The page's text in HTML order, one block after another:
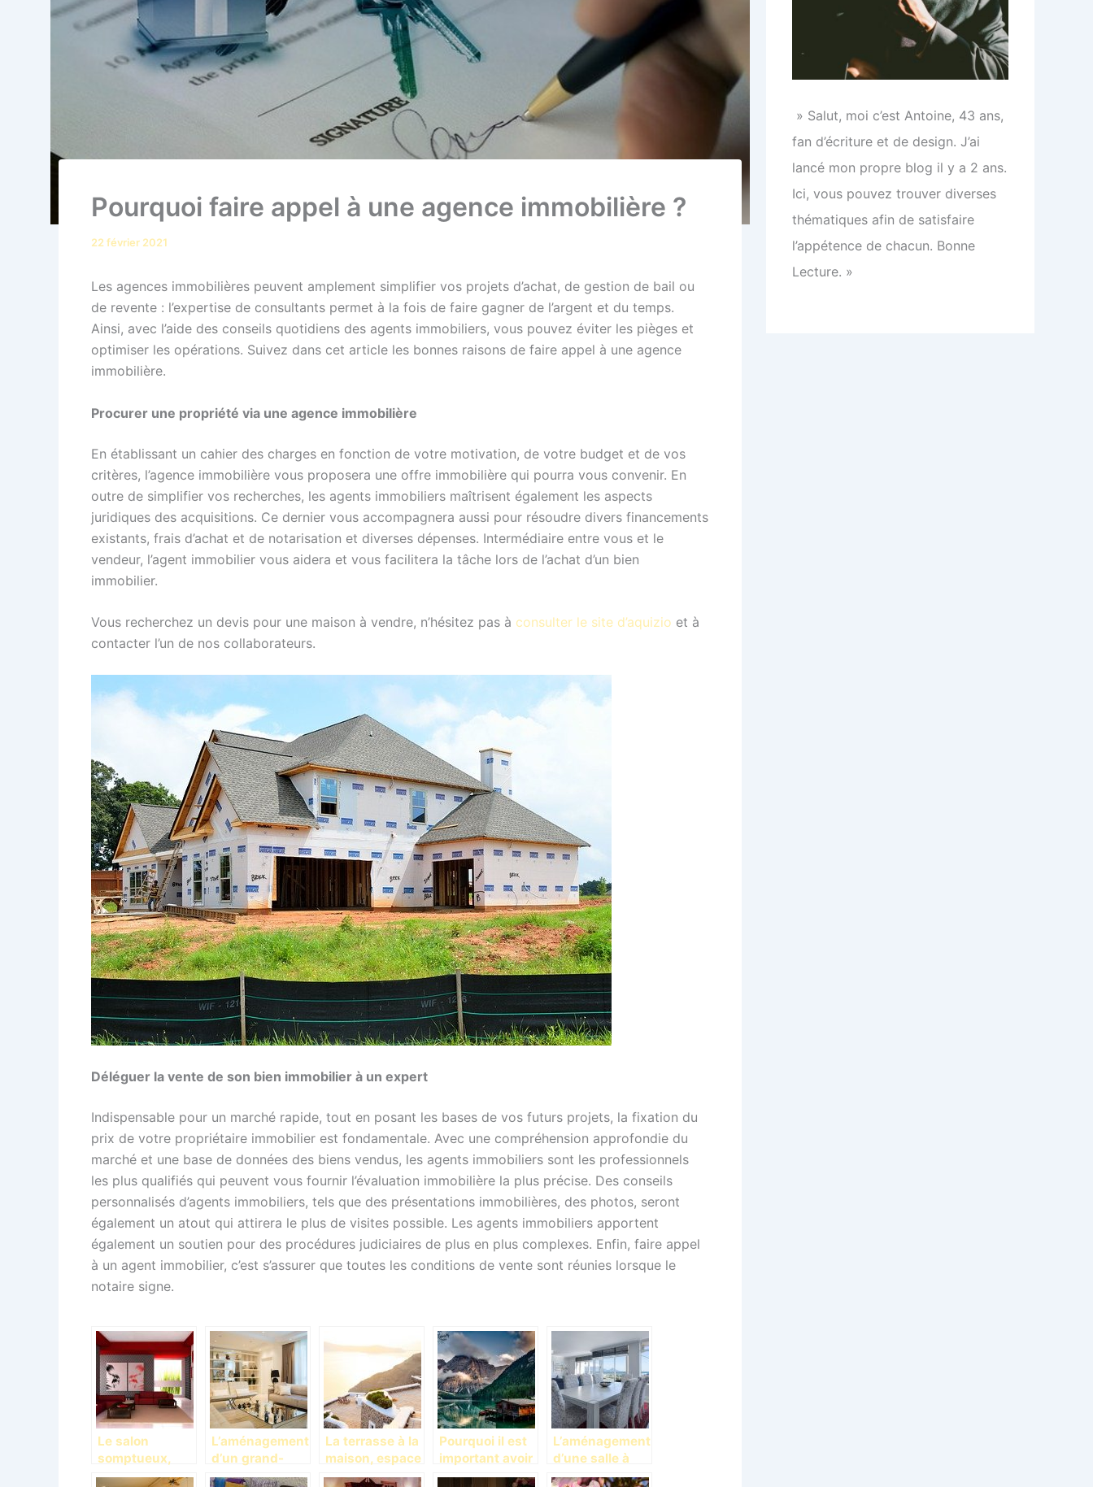
Pourquoi faire appel à une agence immobilière ?
22 février 2021
Les agences immobilières peuvent amplement simplifier vos projets d’achat, de gestion de bail ou
de revente : l’expertise de consultants permet à la fois de faire gagner de l’argent et du temps.
Ainsi, avec l’aide des conseils quotidiens des agents immobiliers, vous pouvez éviter les pièges et
optimiser les opérations. Suivez dans cet article les bonnes raisons de faire appel à une agence
immobilière.
Procurer une propriété via une agence immobilière
En établissant un cahier des charges en fonction de votre motivation, de votre budget et de vos
critères, l’agence immobilière vous proposera une offre immobilière qui pourra vous convenir. En
outre de simplifier vos recherches, les agents immobiliers maîtrisent également les aspects
juridiques des acquisitions. Ce dernier vous accompagnera aussi pour résoudre divers financements
existants, frais d’achat et de notarisation et diverses dépenses. Intermédiaire entre vous et le
vendeur, l’agent immobilier vous aidera et vous facilitera la tâche lors de l’achat d’un bien
immobilier.
Vous recherchez un devis pour une maison à vendre, n’hésitez pas à consulter le site d’aquizio et à
contacter l’un de nos collaborateurs.
Déléguer la vente de son bien immobilier à un expert
Indispensable pour un marché rapide, tout en posant les bases de vos futurs projets, la fixation du
prix de votre propriétaire immobilier est fondamentale. Avec une compréhension approfondie du
marché et une base de données des biens vendus, les agents immobiliers sont les professionnels
les plus qualifiés qui peuvent vous fournir l’évaluation immobilière la plus précise. Des conseils
personnalisés d’agents immobiliers, tels que des présentations immobilières, des photos, seront
également un atout qui attirera le plus de visites possible. Les agents immobiliers apportent
également un soutien pour des procédures judiciaires de plus en plus complexes. Enfin, faire appel
à un agent immobilier, c’est s’assurer que toutes les conditions de vente sont réunies lorsque le
notaire signe.
Le salon
somptueux,
décoration
L’aménagement
d’un grand-
salon dans un
La terrasse à la
maison, espace
de partage des
Pourquoi il est
important avoir
une maison de
L’aménagement
d’une salle à
manger
» Salut, moi c’est Antoine, 43 ans,
fan d’écriture et de design. J’ai
lancé mon propre blog il y a 2 ans.
Ici, vous pouvez trouver diverses
thématiques afin de satisfaire
l’appétence de chacun. Bonne
Lecture. »